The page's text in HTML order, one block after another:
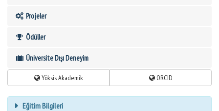
Projeler
Ödüller
Üniversite Dışı Deneyim
Yöksis Akademik ORCID
Eğitim Bilgileri